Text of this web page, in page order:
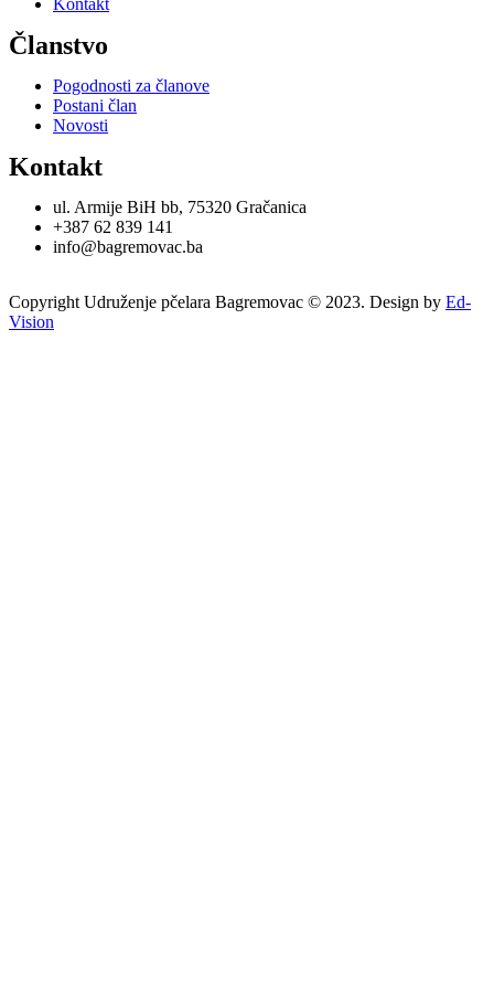
Članstvo
Pogodnosti za članove
Postani član
Novosti
Kontakt
ul. Armije BiH bb, 75320 Gračanica
+387 62 839 141
info@bagremovac.ba
Copyright Udruženje pčelara Bagremovac © 2023. Design by Ed-
Vision